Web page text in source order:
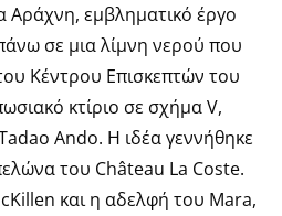
Αράχνη, εμβληματικό έργο
σε μια λίμνη νερού που
Κέντρου Επισκεπτών του
κτίριο σε σχήμα V,
Ando. Η ιδέα γεννήθηκε
του Château La Coste.
και η αδελφή του Μara,